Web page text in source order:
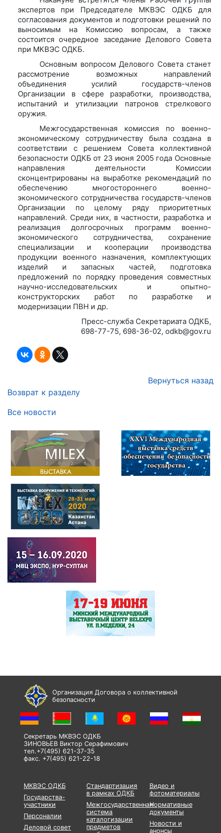
экспертов при Председателе МКВЭС ОДКБ для
согласования документов и подготовки решений по
выносимым на Комиссию вопросам, а также
состоится очередное заседание Делового Совета
при МКВЭС ОДКБ.
Основным вопросом Делового Совета станет
рассмотрение возможных направлений
объединения усилий государств-членов
Организации в сфере разработки, производства,
испытаний и утилизации патронов стрелкового
оружия.
Межгосударственная комиссия по военно-
экономическому сотрудничеству была создана в
соответствии с решением Совета коллективной
безопасности ОДКБ от 23 июня 2005 года Основные
направления деятельности Комиссии
сконцентрированы на выработке рекомендаций по
обеспечению многостороннего военно-
экономического сотрудничества государств-членов
Организации по целому ряду приоритетных
направлений. Среди них, в частности, разработка и
реализация долгосрочных программ военно-
экономического сотрудничества, сохранение
специализации и кооперации производства
продукции военного назначения, комплектующих
изделий и запасных частей, подготовка
предложений по порядку проведения совместных
научно-исследовательских и опытно-
конструкторских работ по разработке и
модернизации ПВН и др.
Пресс-служба Секретариата ОДКБ,
698-77-75, 698-36-02, odkb@gov.ru
Вернуться назад
Возврат к разделу
Все новости
Организация Договора о коллективной
безопасности
Секретарь МКВЭС ОДКБ
ЗИНОВЬЕВ Виктор Серафимович
тел.+7(495) 621-37-35
факс. +7(495) 621-22-18
МКВЭС ОДКБ
Государства-
участники
Персоналии
Деловой совет
Стандартизация
в рамках ОДКБ
Межгосударственная
система
каталогизации
предметов
Видео и
фотоматериалы
Нормативные
документы
Новости и
анонсы